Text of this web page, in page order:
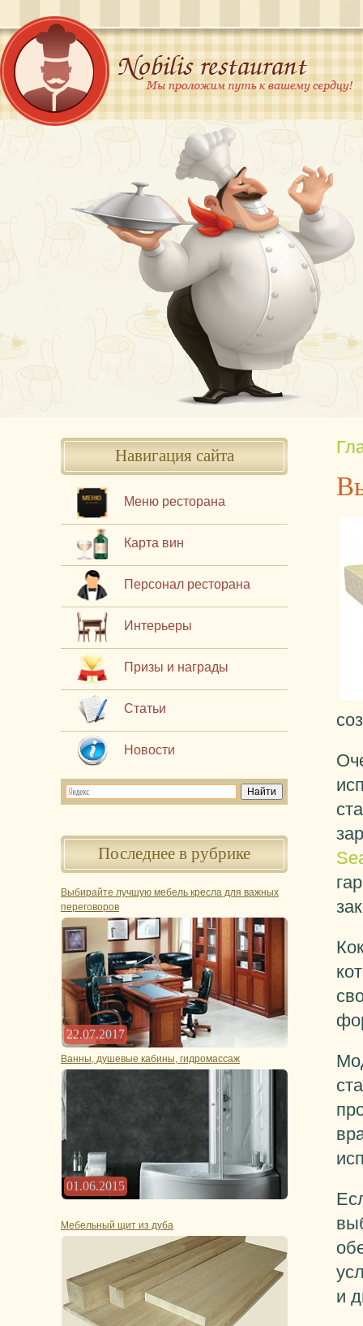
Навигация сайта
Меню ресторана
Карта вин
Персонал ресторана
Интерьеры
Призы и награды
Статьи
Новости
Последнее в рубрике
Выбирайте лучшую мебель кресла для важных
переговоров
22.07.2017
Ванны, душевые кабины, гидромассаж
01.06.2015
Мебельный щит из дуба
и